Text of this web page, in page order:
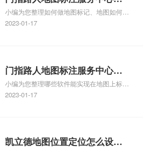
何做花小猪打车地图位置标
记？门指路人地图标注服务中
小编为您整理如何做地图标记、地图如何做
标记、so搜街景中如何做标记、360e启花贷
关地图标注知识，详情可查看下方正文！
2023-01-17
门指路人地图标注服务中心地
图位置地址标记？门指路人地
图标注服务中心苹果地图位置
小编为您整理哪些软件能实现在地图上标记
门指路人地图标注服务中心位置、门指路人
门指路人地图标注服务中心地址标注上地图
2023-01-17
凯立德地图位置定位怎么设置